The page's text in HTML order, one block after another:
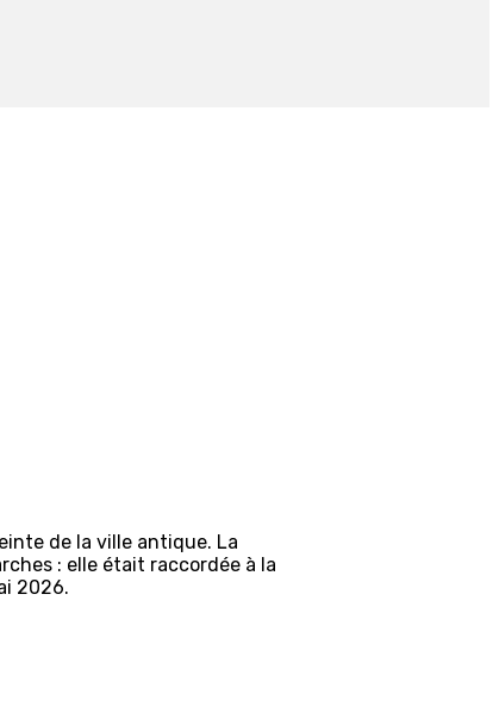
de la ville antique. La
: elle était raccordée à la
2026.